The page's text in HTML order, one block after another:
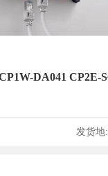
DA041 CP2E-
发货地: